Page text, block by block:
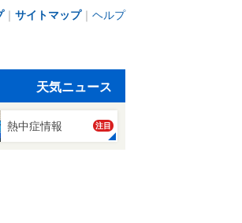
｜ サイトマップ｜ ヘルプ
天気ニュース
熱中症情報 注目